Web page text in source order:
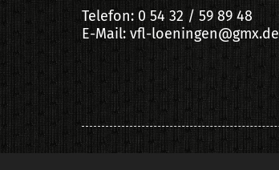
Telefon: 0 54 32 / 59 89 48
E-Mail: vfl-loeningen@gmx.de